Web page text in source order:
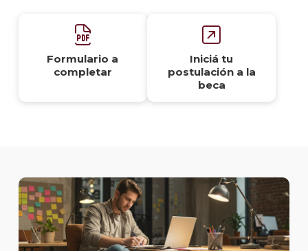
Formulario a
completar
Iniciá tu
postulación a la
beca